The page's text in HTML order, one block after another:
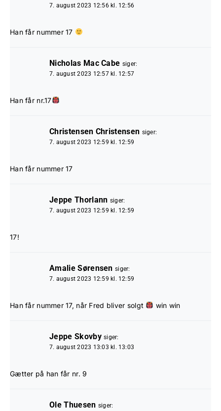
7. august 2023 12:56 kl. 12:56
Han får nummer 17
Nicholas Mac Cabe siger:
7. august 2023 12:57 kl. 12:57
Han får nr.17
Christensen Christensen siger:
7. august 2023 12:59 kl. 12:59
Han får nummer 17
Jeppe Thorlann siger:
7. august 2023 12:59 kl. 12:59
17!
Amalie Sørensen siger:
7. august 2023 12:59 kl. 12:59
Han får nummer 17, når Fred bliver solgt win win
Jeppe Skovby siger:
7. august 2023 13:03 kl. 13:03
Gætter på han får nr. 9
Ole Thuesen siger: